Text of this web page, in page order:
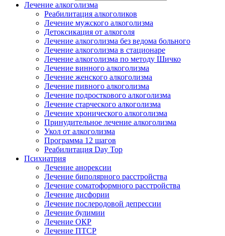
Лечение алкоголизма
Реабилитация алкоголиков
Лечение мужского алкоголизма
Детоксикация от алкоголя
Лечение алкоголизма без ведома больного
Лечение алкоголизма в стационаре
Лечение алкоголизма по методу Шичко
Лечение винного алкоголизма
Лечение женского алкоголизма
Лечение пивного алкоголизма
Лечение подросткового алкоголизма
Лечение старческого алкоголизма
Лечение хронического алкоголизма
Принудительное лечение алкоголизма
Укол от алкоголизма
Программа 12 шагов
Реабилитация Day Top
Психиатрия
Лечение анорексии
Лечение биполярного расстройства
Лечение соматоформного расстройства
Лечение дисфории
Лечение послеродовой депрессии
Лечение булимии
Лечение ОКР
Лечение ПТСР